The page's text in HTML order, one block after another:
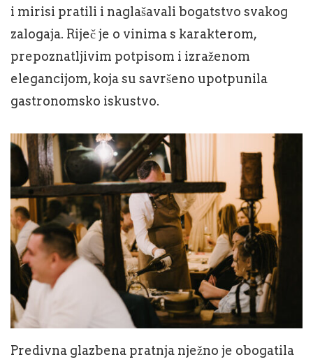
i mirisi pratili i naglašavali bogatstvo svakog
zalogaja. Riječ je o vinima s karakterom,
prepoznatljivim potpisom i izraženom
elegancijom, koja su savršeno upotpunila
gastronomsko iskustvo.
Predivna glazbena pratnja nježno je obogatila